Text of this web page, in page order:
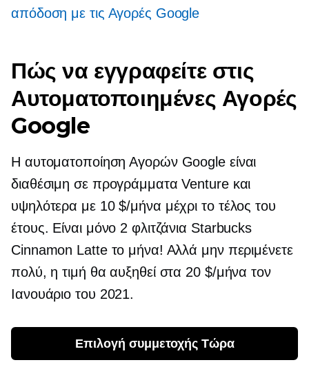
απόδοση με τις Αγορές Google
Πώς να εγγραφείτε στις
Αυτοματοποιημένες Αγορές
Google
Η αυτοματοποίηση Αγορών Google είναι
διαθέσιμη σε προγράμματα Venture και
υψηλότερα με 10 $/μήνα μέχρι το τέλος του
έτους. Είναι μόνο 2 φλιτζάνια Starbucks
Cinnamon Latte το μήνα! Αλλά μην περιμένετε
πολύ, η τιμή θα αυξηθεί στα 20 $/μήνα τον
Ιανουάριο του 2021.
Επιλογή συμμετοχής Τώρα